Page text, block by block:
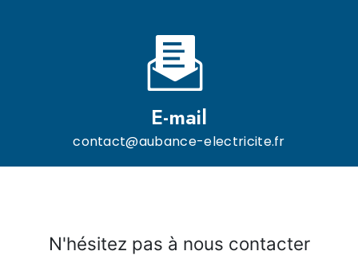
E-mail
contact@aubance-electricite.fr
N'hésitez pas à nous contacter